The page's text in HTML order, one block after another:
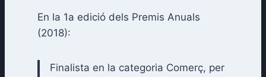
En la 1a edició dels Premis Anuals
(2018):
Finalista en la categoria Comerç, per